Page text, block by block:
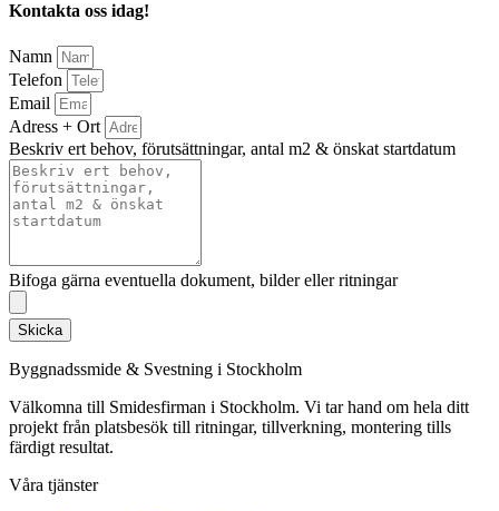
Kontakta oss idag!
Namn
Telefon
Email
Adress + Ort
Beskriv ert behov, förutsättningar, antal m2 & önskat startdatum
Bifoga gärna eventuella dokument, bilder eller ritningar
Skicka
Byggnadssmide & Svestning i Stockholm
Välkomna till Smidesfirman i Stockholm. Vi tar hand om hela ditt
projekt från platsbesök till ritningar, tillverkning, montering tills
färdigt resultat.
Våra tjänster